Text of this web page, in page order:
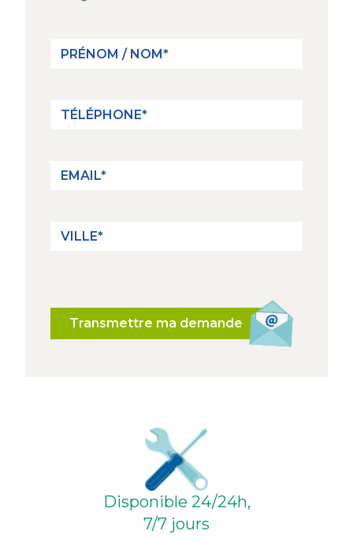
Transmettre ma demande
Disponible 24/24h,
7/7 jours